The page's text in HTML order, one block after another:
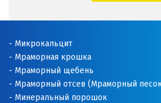
Микрокальцит
Мраморная крошка
Мраморный щебень
Мраморный отсев (Мраморный
Минеральный порошок